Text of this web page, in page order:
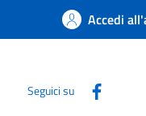
Accedi
Seguici su